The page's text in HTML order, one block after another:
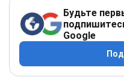
Будьте
Google